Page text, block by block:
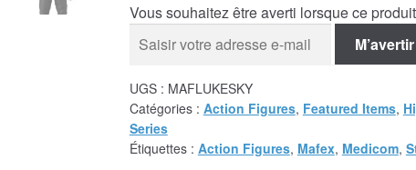
Vous souhaitez être averti lorsque ce
M’avertir
UGS : MAFLUKESKY
Catégories : Action Figures, Featured Items,
Series
Étiquettes : Action Figures, Mafex, Medicom,